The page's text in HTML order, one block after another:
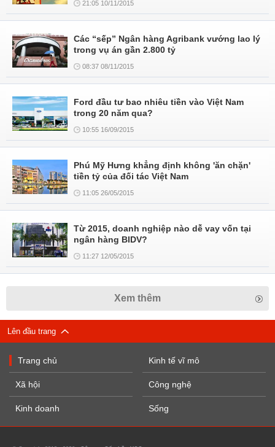
21:05 10/11/2015
Các “sếp” Ngân hàng Agribank vướng lao lý
trong vụ án gần 2.800 tỷ
08:37 08/11/2015
Ford đầu tư bao nhiêu tiền vào Việt Nam
trong 20 năm qua?
10:55 16/09/2015
Phú Mỹ Hưng khẳng định không 'ăn chặn'
tiền tỷ của đối tác Việt Nam
11:05 26/05/2015
Từ 2015, doanh nghiệp nào dễ vay vốn tại
ngân hàng BIDV?
11:27 12/05/2015
Xem thêm
Lên đầu trang
Trang chủ
Xã hội
Kinh doanh
Kinh tế vĩ mô
Công nghệ
Sống